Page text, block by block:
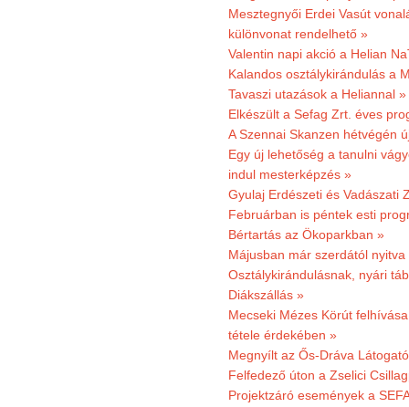
Mesztegnyői Erdei Vasút
különvonat rendelhető »
Valentin napi akció a Helian
Kalandos osztálykirándulás a
Tavaszi utazások a Heliannal »
Elkészült a Sefag Zrt. éves
A Szennai Skanzen hétvégén
Egy új lehetőség a tanulni
indul mesterképzés »
Gyulaj Erdészeti és Vadászati
Februárban is péntek esti
Bértartás az Ökoparkban »
Májusban már szerdától
Osztálykirándulásnak, nyári
Diákszállás »
Mecseki Mézes Körút
tétele érdekében »
Megnyílt az Ős-Dráva
Felfedező úton a Zselici
Projektzáró események a